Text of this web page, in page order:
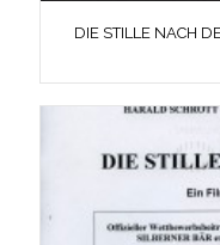
DIE STILLE NACH